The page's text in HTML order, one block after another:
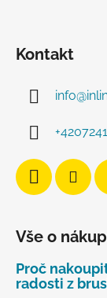
Kontakt
info@
Vše o
Proč
radosti z